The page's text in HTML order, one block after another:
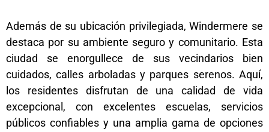
Además de su ubicación privilegiada, Windermere se
destaca por su ambiente seguro y comunitario. Esta
ciudad se enorgullece de sus vecindarios bien
cuidados, calles arboladas y parques serenos. Aquí,
los residentes disfrutan de una calidad de vida
excepcional, con excelentes escuelas, servicios
públicos confiables y una amplia gama de opciones